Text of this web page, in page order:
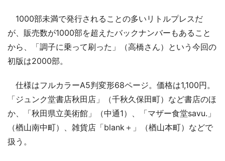
1000部未満で発行されることの多いリトルプレスだ
が、販売数が1000部を超えたバックナンバーもあること
から、「調子に乗って刷った」（高橋さん）という今回の
初版は2000部。
仕様はフルカラーA5判変形68ページ。価格は1,100円。
「ジュンク堂書店秋田店」（千秋久保田町）など書店のほ
か、「秋田県立美術館」（中通1）、「マザー食堂savu.」
（楢山南中町）、雑貨店「blank＋」（楢山本町）などで
扱う。